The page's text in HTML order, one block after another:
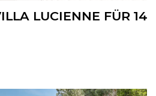
LUCIENNE FÜR 14